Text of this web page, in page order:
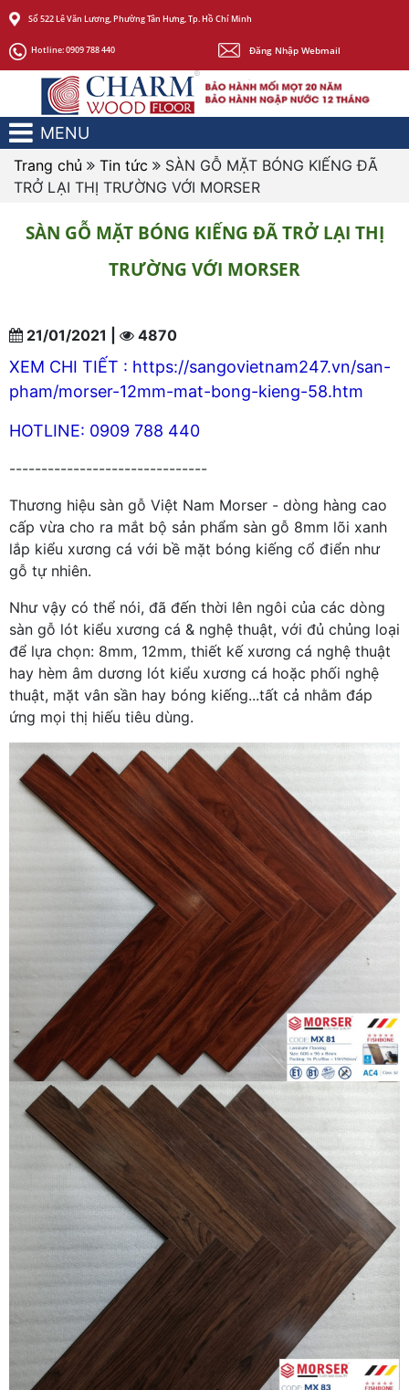
Số 522 Lê Văn Lương, Phường Tân Hưng, Tp. Hồ Chí Minh
Hotline:0909 788 440 Đăng Nhập Webmail
MENU
Trang chủ Tin tức
SÀN GỖ MẶT BÓNG KIẾNG ĐÃ
TRỞ LẠI THỊ TRƯỜNG VỚI MORSER
SÀN GỖ MẶT BÓNG KIẾNG ĐÃ TRỞ LẠI THỊ
TRƯỜNG VỚI MORSER
21/01/2021 | 4870
XEM CHI TIẾT : https://sangovietnam247.vn/san-
pham/morser-12mm-mat-bong-kieng-58.htm
HOTLINE: 0909 788 440
-------------------------------
Thương hiệu sàn gỗ Việt Nam Morser - dòng hàng cao
cấp vừa cho ra mắt bộ sản phẩm sàn gỗ 8mm lõi xanh
lắp kiểu xương cá với bề mặt bóng kiếng cổ điển như
gỗ tự nhiên.
Như vậy có thể nói, đã đến thời lên ngôi của các dòng
sàn gỗ lót kiểu xương cá & nghệ thuật, với đủ chủng loại
để lựa chọn: 8mm, 12mm, thiết kế xương cá nghệ thuật
hay hèm âm dương lót kiểu xương cá hoặc phối nghệ
thuật, mặt vân sần hay bóng kiếng...tất cả nhằm đáp
ứng mọi thị hiếu tiêu dùng.